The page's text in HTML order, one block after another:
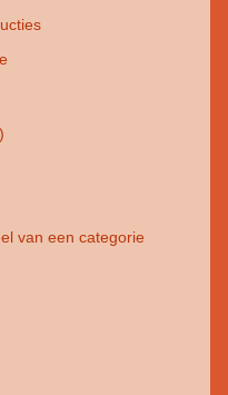
van een categorie